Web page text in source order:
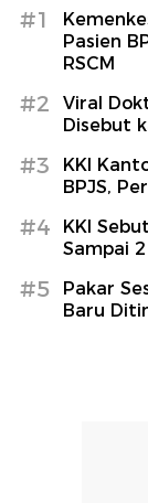
#1
Pasien
RSCM
#2
Viral
Disebut
#3
KKI
BPJS,
#4
KKI
Sampai
#5
Pakar
Baru